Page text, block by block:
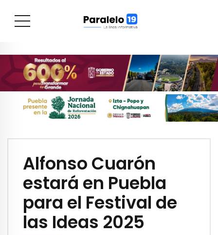
Alfonso Cuarón
estará en Puebla
para el Festival de
las Ideas 2025